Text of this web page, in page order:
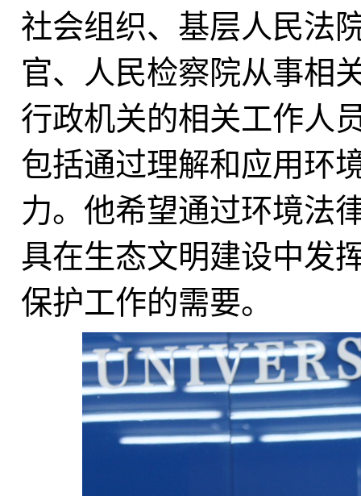
社会组织、基层人民法
官、人民检察院从事相
行政机关的相关工作人
包括通过理解和应用环
力。他希望通过环境法
具在生态文明建设中发
保护工作的需要。